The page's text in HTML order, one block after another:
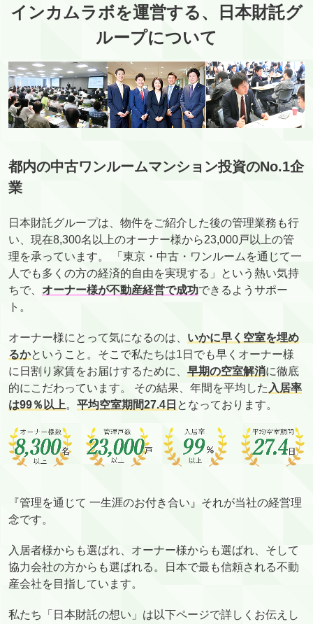
インカムラボを運営する、日本財託グ
ループについて
都内の中古ワンルームマンション投資のNo.1企
業
日本財託グループは、物件をご紹介した後の管理業務も行
い、現在8,300名以上のオーナー様から23,000戸以上の管
理を承っています。 「東京・中古・ワンルームを通じて一
人でも多くの方の経済的自由を実現する」という熱い気持
ちで、 オーナー様が不動産経営で成功できるようサポー
ト。
オーナー様にとって気になるのは、 いかに早く空室を埋め
るかということ。そこで私たちは1日でも早くオーナー様
に日割り家賃をお届けするために、 早期の空室解消に徹底
的にこだわっています。 その結果、年間を平均した 入居率
は99％以上。 平均空室期間27.4日 となっております。
『管理を通じて 一生涯のお付き合い』それが当社の経営理
念です。
入居者様からも選ばれ、オーナー様からも選ばれ、そして
協力会社の方からも選ばれる。日本で最も信頼される不動
産会社を目指しています。
私たち「日本財託の想い」は以下ページで詳しくお伝えし